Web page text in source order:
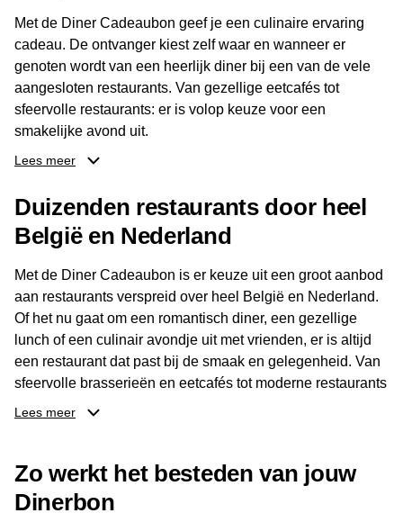
Met de Diner Cadeaubon geef je een culinaire ervaring
cadeau. De ontvanger kiest zelf waar en wanneer er
genoten wordt van een heerlijk diner bij een van de vele
aangesloten restaurants. Van gezellige eetcafés tot
sfeervolle restaurants: er is volop keuze voor een
smakelijke avond uit.
ontvanger eenvoudig een locatie kiezen die past bij de
smaak en gelegenheid. Zo geeft de Diner Cadeaubon niet
alleen een diner, maar ook een gezellig moment om
Lees meer
Duizenden restaurants door heel
België en Nederland
Met de Diner Cadeaubon is er keuze uit een groot aanbod
aan restaurants verspreid over heel België en Nederland.
Of het nu gaat om een romantisch diner, een gezellige
lunch of een culinair avondje uit met vrienden, er is altijd
een restaurant dat past bij de smaak en gelegenheid. Van
sfeervolle brasserieën en eetcafés tot moderne restaurants
en gastronomische locaties: er is voor ieder wat wils.
buurt, bijvoorbeeld in Brussel, Antwerpen, Gent of Brugge.
De ontvanger kiest zelf waar en wanneer er wordt genoten
van deze culinaire ervaring. Zo is de Diner Cadeaubon
Lees meer
Zo werkt het besteden van jouw
Dinerbon